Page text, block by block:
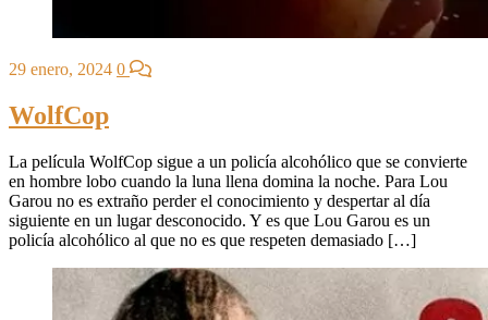
29 enero, 2024 0
WolfCop
La película WolfCop sigue a un policía alcohólico que se convierte
en hombre lobo cuando la luna llena domina la noche. Para Lou
Garou no es extraño perder el conocimiento y despertar al día
siguiente en un lugar desconocido. Y es que Lou Garou es un
policía alcohólico al que no es que respeten demasiado […]